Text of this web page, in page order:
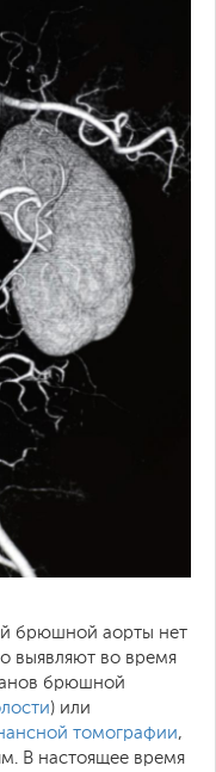
брюшной аорты нет
выявляют во время
брюшной
) или
томографии,
В настоящее время